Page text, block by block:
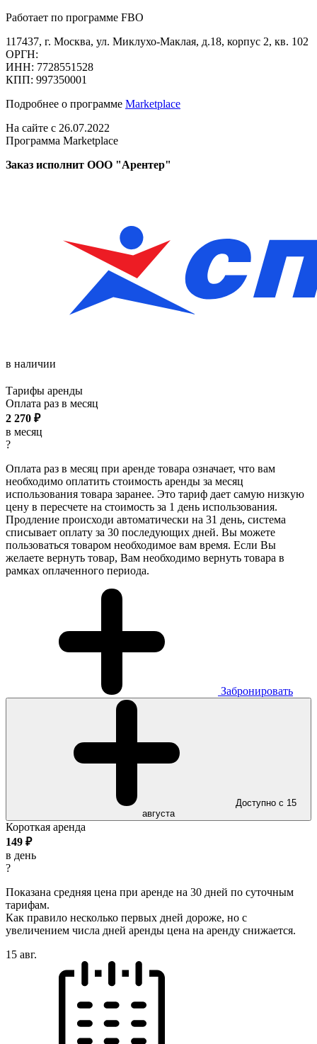
Работает по программе FBO
117437, г. Москва, ул. Миклухо-Маклая, д.18, корпус 2, кв. 102
ОРГН:
ИНН: 7728551528
КПП: 997350001
Подробнее о программе Marketplace
На сайте с 26.07.2022
Программа Marketplace
Заказ исполнит ООО "Арентер"
в наличии
Тарифы аренды
Оплата раз в месяц
2 270 ₽
в месяц
?
Оплата раз в месяц при аренде товара означает, что вам
необходимо оплатить стоимость аренды за месяц
использования товара заранее. Это тариф дает самую низкую
цену в пересчете на стоимость за 1 день использования.
Продление происходи автоматически на 31 день, система
списывает оплату за 30 последующих дней. Вы можете
пользоваться товаром необходимое вам время. Если Вы
желаете вернуть товар, Вам необходимо вернуть товара в
рамках оплаченного периода.
Забронировать
Доступно с 15
августа
Короткая аренда
149 ₽
в день
?
Показана средняя цена при аренде на 30 дней по суточным
тарифам.
Как правило несколько первых дней дороже, но с
увеличением числа дней аренды цена на аренду снижается.
15 авг.